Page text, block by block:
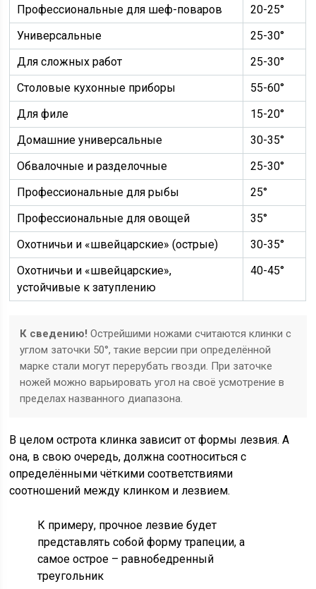
Профессиональные для шеф-поваров
20-25°
Универсальные
25-30°
Для сложных работ
25-30°
Столовые кухонные приборы
55-60°
Для филе
15-20°
Домашние универсальные
30-35°
Обвалочные и разделочные
25-30°
Профессиональные для рыбы
25°
Профессиональные для овощей
35°
Охотничьи и «швейцарские» (острые)
30-35°
Охотничьи и «швейцарские»,
устойчивые к затуплению
40-45°
К сведению! Острейшими ножами считаются клинки с
углом заточки 50°, такие версии при определённой
марке стали могут перерубать гвозди. При заточке
ножей можно варьировать угол на своё усмотрение в
пределах названного диапазона.
В целом острота клинка зависит от формы лезвия. А
она, в свою очередь, должна соотноситься с
определёнными чёткими соответствиями
соотношений между клинком и лезвием.
К примеру, прочное лезвие будет
представлять собой форму трапеции, а
самое острое – равнобедренный
треугольник